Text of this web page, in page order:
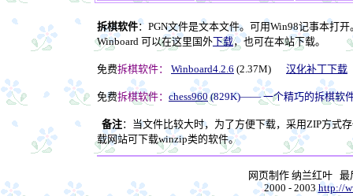
拆棋软件：PGN文件是文本文件。可用Win98记事本打
Winboard 可以在这里国外下载，也可在本站下载。
免费拆棋软件： Winboard4.2.6 (2.37M) 汉化补丁下载
免费拆棋软件： chess960(829K)—— 一个精巧的拆棋软
备注：当文件比较大时，为了方便下载，采用ZIP方式
载网站可下载winzip类的软件。
网页制作 纳兰红叶
2000 - 2003http://